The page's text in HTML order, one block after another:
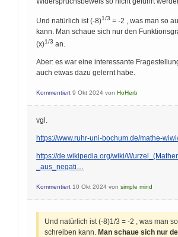
Und natürlich ist (-8)1/3 = -2 , was man so
kann. Man schaue sich nur den
(x)1/3 an.
Aber: es war eine interessante
auch etwas dazu gelernt habe.
Kommentiert 9 Okt 2024 von HoHerb
vgl.
https://www.ruhr-uni-bochum.de/mathe-
https://de.wikipedia.org/wiki/
_aus_negati…
Kommentiert 10 Okt 2024 von simple mind
Und natürlich ist (-8)1/3 = -2 , was man
schreiben kann. Man schaue sich nur